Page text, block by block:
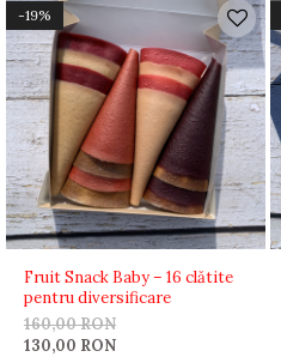
-19%
Fruit Snack Baby – 16 clătite
pentru diversificare
160,00 RON
130,00 RON